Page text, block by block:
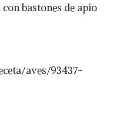
bastones de apio
aves/93437-